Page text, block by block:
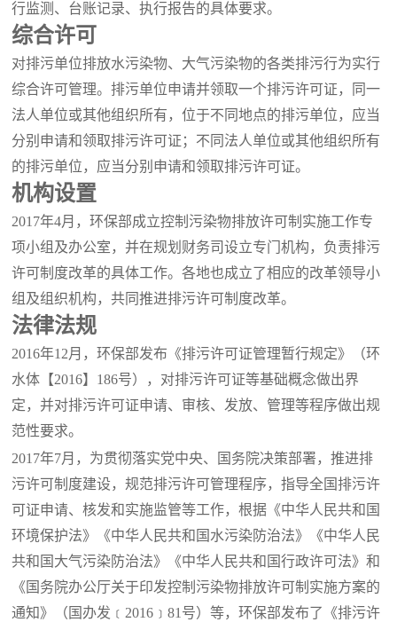
行监测、台账记录、执行报告的具体要求。
综合许可
对排污单位排放水污染物、大气污染物的各类排污行为实行
综合许可管理。排污单位申请并领取一个排污许可证，同一
法人单位或其他组织所有，位于不同地点的排污单位，应当
分别申请和领取排污许可证；不同法人单位或其他组织所有
的排污单位，应当分别申请和领取排污许可证。
机构设置
2017年4月，环保部成立控制污染物排放许可制实施工作专
项小组及办公室，并在规划财务司设立专门机构，负责排污
许可制度改革的具体工作。各地也成立了相应的改革领导小
组及组织机构，共同推进排污许可制度改革。
法律法规
2016年12月，环保部发布《排污许可证管理暂行规定》（环
水体【2016】186号），对排污许可证等基础概念做出界
定，并对排污许可证申请、审核、发放、管理等程序做出规
范性要求。
2017年7月，为贯彻落实党中央、国务院决策部署，推进排
污许可制度建设，规范排污许可管理程序，指导全国排污许
可证申请、核发和实施监管等工作，根据《中华人民共和国
环境保护法》《中华人民共和国水污染防治法》《中华人民
共和国大气污染防治法》《中华人民共和国行政许可法》和
《国务院办公厅关于印发控制污染物排放许可制实施方案的
通知》（国办发﹝2016﹞81号）等，环保部发布了《排污许